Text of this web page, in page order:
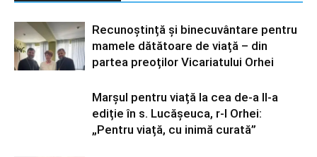
Recunoștință și binecuvântare pentru
mamele dătătoare de viață – din
partea preoților Vicariatului Orhei
Marșul pentru viață la cea de-a II-a
ediție în s. Lucășeuca, r-l Orhei:
„Pentru viață, cu inimă curată”